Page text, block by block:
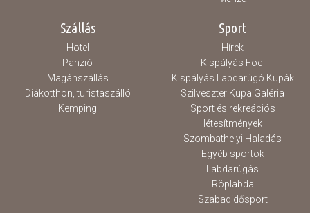
Szállás
Hotel
Panzió
Magánszállás
Diákotthon, turistaszálló
Kemping
Sport
Hírek
Kispályás Foci
Kispályás Labdarúgó Kupák
Szilveszter Kupa Galéria
Sport és rekreációs
létesítmények
Szombathelyi Haladás
Egyéb sportok
Labdarúgás
Röplabda
Szabadidősport